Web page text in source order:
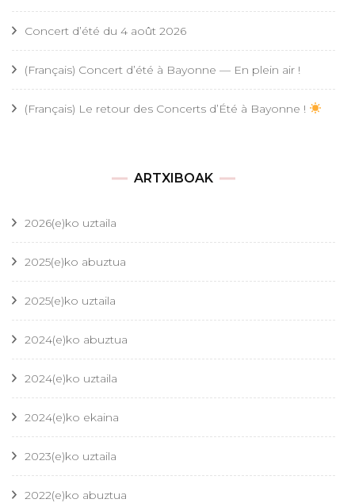
Concert d’été du 4 août 2026
(Français) Concert d’été à Bayonne — En plein air !
(Français) Le retour des Concerts d’Été à Bayonne !
ARTXIBOAK
2026(e)ko uztaila
2025(e)ko abuztua
2025(e)ko uztaila
2024(e)ko abuztua
2024(e)ko uztaila
2024(e)ko ekaina
2023(e)ko uztaila
2022(e)ko abuztua